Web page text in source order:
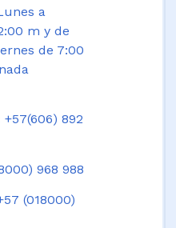
a
m y de
de 7:00
+57(606) 892
968 988
(018000)